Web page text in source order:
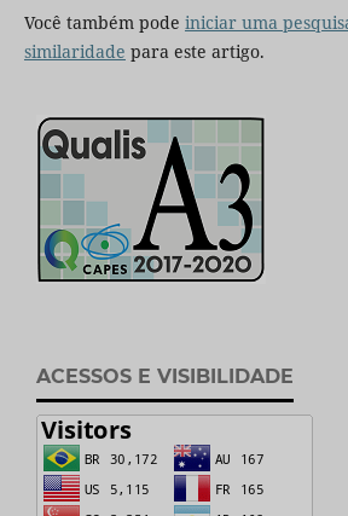
Você também pode iniciar uma
similaridade para este artigo.
ACESSOS E VISIBILIDADE